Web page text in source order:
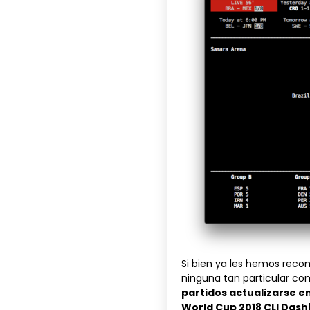
Si bien ya les hemos
ninguna tan particular
partidos actualizarse
World Cup 2018 CLI